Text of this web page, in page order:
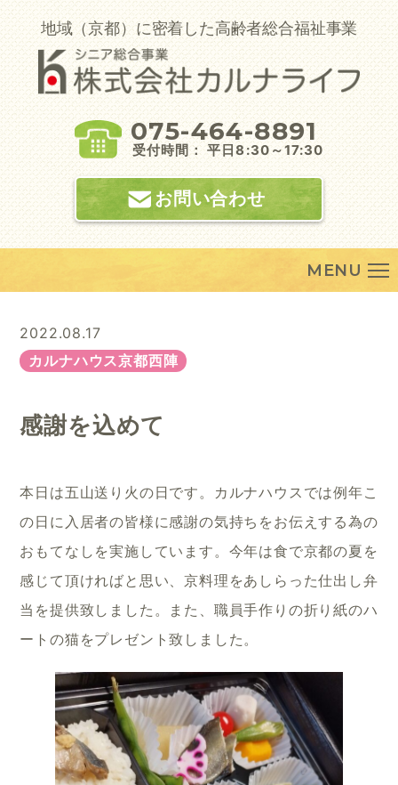
Skip
to
content
地域（京都）に密着した高齢者総合福祉事業
075-464-8891
受付時間： 平日8:30～17:30
お問い合わせ
MENU
2022.08.17
カルナハウス京都西陣
感謝を込めて
本日は五山送り火の日です。カルナハウスでは例年こ
の日に入居者の皆様に感謝の気持ちをお伝えする為の
おもてなしを実施しています。今年は食で京都の夏を
感じて頂ければと思い、京料理をあしらった仕出し弁
当を提供致しました。また、職員手作りの折り紙のハ
ートの猫をプレゼント致しました。